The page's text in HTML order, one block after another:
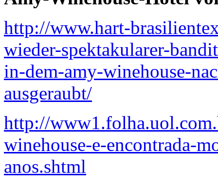
http://www.hart-
wieder-spektakularer-
in-dem-amy-winehouse-
ausgeraubt/
http://
winehouse-e-encontrada-
anos.shtml